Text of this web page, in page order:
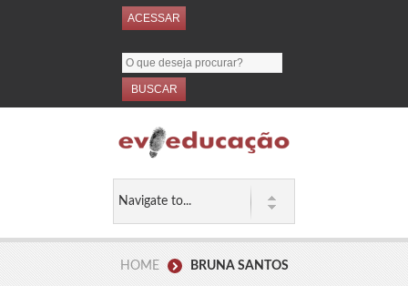
ACESSAR
BUSCAR
HOME BRUNA SANTOS